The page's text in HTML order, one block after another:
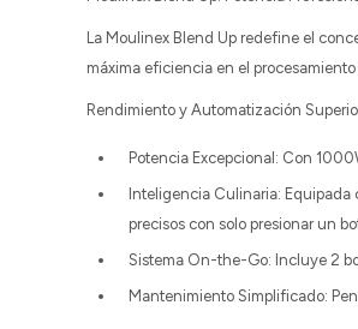
La Moulinex Blend Up redefine el
máxima eficiencia en el
Rendimiento y Automatización
Potencia Excepcional: Con
Inteligencia Culinaria:
precisos con solo presionar un
Sistema On-the-Go: Incluye 2
Mantenimiento Simplificado: